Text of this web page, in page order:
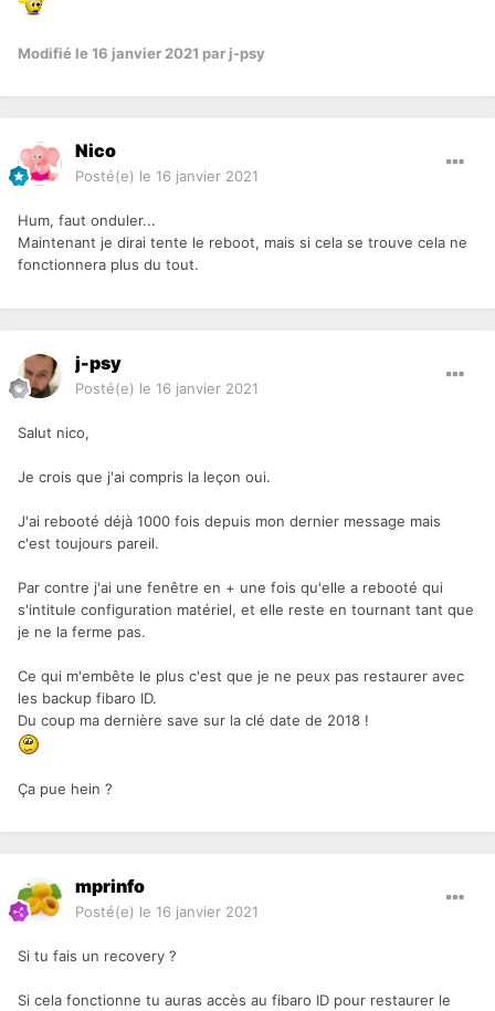
Modifié le 16 janvier 2021 par j-psy
Nico
Posté(e) le 16 janvier 2021
Hum, faut onduler...
Maintenant je dirai tente le reboot, mais si cela se trouve cela ne
fonctionnera plus du tout.
j-psy
Posté(e) le 16 janvier 2021
Salut nico,
Je crois que j'ai compris la leçon oui.
J'ai rebooté déjà 1000 fois depuis mon dernier message mais
c'est toujours pareil.
Par contre j'ai une fenêtre en + une fois qu'elle a rebooté qui
s'intitule configuration matériel, et elle reste en tournant tant que
je ne la ferme pas.
Ce qui m'embête le plus c'est que je ne peux pas restaurer avec
les backup fibaro ID.
Du coup ma dernière save sur la clé date de 2018 !
Ça pue hein ?
mprinfo
Posté(e) le 16 janvier 2021
Si tu fais un recovery ?
Si cela fonctionne tu auras accès au fibaro ID pour restaurer le